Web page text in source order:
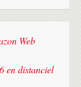
Web
en distanciel